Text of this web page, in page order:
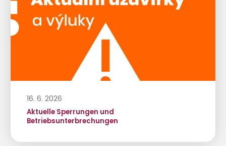
16. 6. 2026
Aktuelle Sperrungen und
Betriebsunterbrechungen